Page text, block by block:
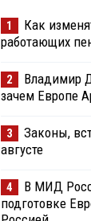
1
Как
работающих
2
Владимир
зачем Европе
3
Законы,
августе
4
В МИД
подготовке